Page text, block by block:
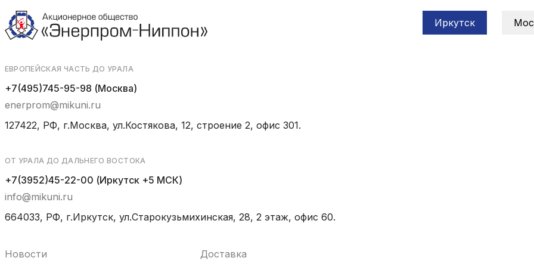
ЕВРОПЕЙСКАЯ ЧАСТЬ ДО УРАЛА
+7(495)745-95-98 (Москва)
enerprom@mikuni.ru
127422, РФ, г.Москва, ул.Костякова, 12, строение 2, офис 301.
ОТ УРАЛА ДО ДАЛЬНЕГО ВОСТОКА
+7(3952)45-22-00 (Иркутск +5 МСК)
info@mikuni.ru
664033, РФ, г.Иркутск, ул.Старокузьмихинская, 28, 2 этаж, офис 60.
Новости Доставка
Иркутск